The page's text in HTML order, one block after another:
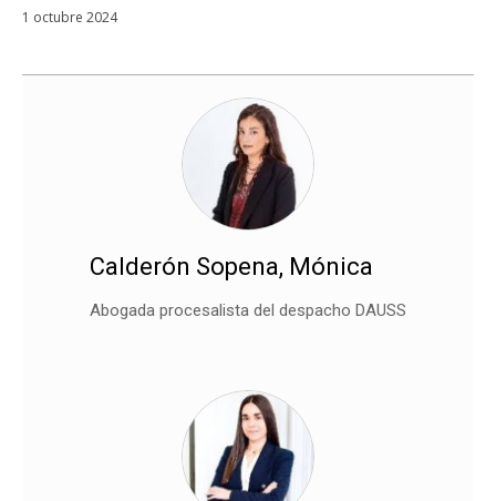
1 octubre 2024
Calderón Sopena, Mónica
Abogada procesalista del despacho DAUSS